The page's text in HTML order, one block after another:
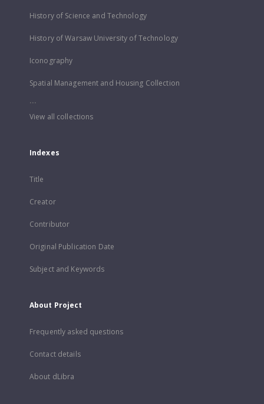
History of Science and Technology
History of Warsaw University of Technology
Iconography
Spatial Management and Housing Collection
...
View all collections
Indexes
Title
Creator
Contributor
Original Publication Date
Subject and Keywords
About Project
Frequently asked questions
Contact details
About dLibra